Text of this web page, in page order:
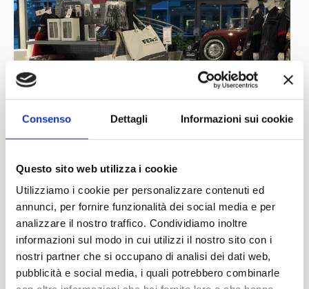
Consenso Dettagli Informazioni sui cookie
Questo sito web utilizza i cookie
Utilizziamo i cookie per personalizzare contenuti ed
annunci, per fornire funzionalità dei social media e per
analizzare il nostro traffico. Condividiamo inoltre
informazioni sul modo in cui utilizzi il nostro sito con i
nostri partner che si occupano di analisi dei dati web,
pubblicità e social media, i quali potrebbero combinarle